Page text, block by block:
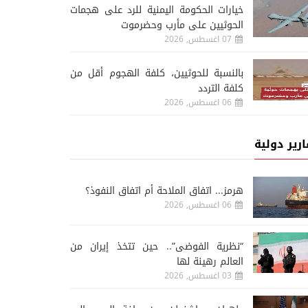
خيارات الحكومة اليمنية للرد على هجمات
الحوثيين على مأرب وحضرموت
07 اغسطس, 2026
‏بالنسبة للحوثيين، كلفة الهجوم أقل من
كلفة التردد
06 اغسطس, 2026
دولية
هرمز... اتفاق الملاحة أم اتفاق النفوذ؟
06 اغسطس, 2026
“نظرية الفوضى”.. حين تتخذ إيران من
العالم رهينة لها
03 اغسطس, 2026